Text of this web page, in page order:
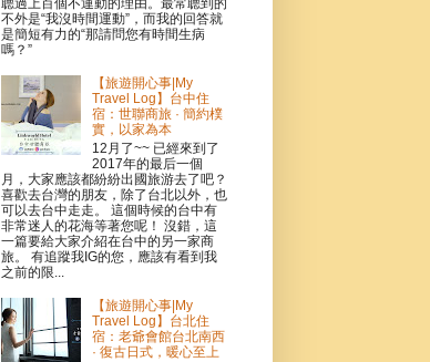
不外是“我沒時間運動”，而我的回答就
是簡短有力的“那請問您有時間生病
嗎？”
【旅遊開心事|My
Travel Log】台中住
宿：世聯商旅 · 簡約樸
實，以家為本
12月了~~ 已經來到了
2017年的最后一個
月，大家應該都紛紛出國旅游去了吧？
喜歡去台灣的朋友，除了台北以外，也
可以去台中走走。 這個時候的台中有
非常迷人的花海等著您呢！ 沒錯，這
一篇要給大家介紹在台中的另一家商
旅。 有追蹤我IG的您，應該有看到我
之前的限...
【旅遊開心事|My
Travel Log】台北住
宿：老爺會館台北南西
· 復古日式，暖心至上